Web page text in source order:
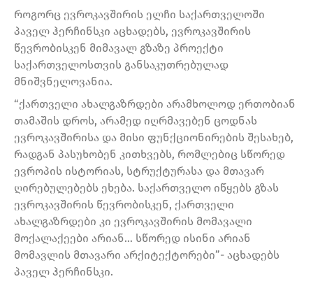
როგორც ევროკავშირის ელჩი საქართველოში
პაველ ჰერჩინსკი აცხადებს, ევროკავშირის
წევრობისკენ მიმავალ გზაზე პროექტი
საქართველოსთვის განსაკუთრებულად
მნიშვნელოვანია.
“ქართველი ახალგაზრდები არამხოლოდ ერთობიან
თამაშის დროს, არამედ იღრმავებენ ცოდნას
ევროკავშირისა და მისი ფუნქციონირების შესახებ,
რადგან პასუხობენ კითხვებს, რომლებიც სწორედ
ევროპის ისტორიას, სტრუქტურასა და მთავარ
ღირებულებებს ეხება. საქართველო იწყებს გზას
ევროკავშირის წევრობისკენ, ქართველი
ახალგაზრდები კი ევროკავშირის მომავალი
მოქალაქეები არიან… სწორედ ისინი არიან
მომავლის მთავარი არქიტექტორები”- აცხადებს
პაველ ჰერჩინსკი.